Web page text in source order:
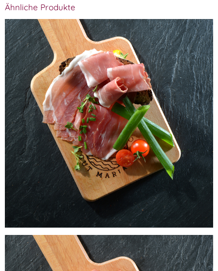
Ähnliche Produkte
Laacher Bio Schinkenspeck
WISSEN wo`s herkommt!
5,65